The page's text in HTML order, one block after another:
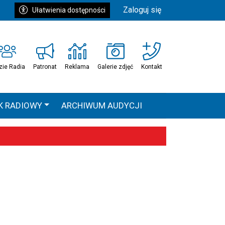
Ułatwienia dostępności Zaloguj się
Radia Patronat Reklama Galerie zdjęć Kontakt
RADIOWY ARCHIWUM AUDYCJI
HEAVEN TOUR